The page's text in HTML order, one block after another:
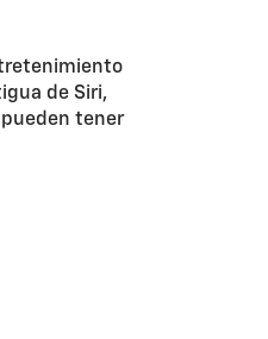
de Siri,
pueden tener